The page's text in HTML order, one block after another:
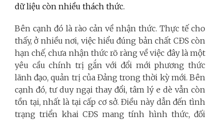
dữ liệu còn nhiều thách thức.
Bên cạnh đó là rào cản về nhận thức. Thực tế cho
thấy, ở nhiều nơi, việc hiểu đúng bản chất CĐS còn
hạn chế, chưa nhận thức rõ ràng về việc đây là một
yêu cầu chính trị gắn với đổi mới phương thức
lãnh đạo, quản trị của Đảng trong thời kỳ mới. Bên
cạnh đó, tư duy ngại thay đổi, tâm lý e dè vẫn còn
tồn tại, nhất là tại cấp cơ sở. Điều này dẫn đến tình
trạng triển khai CĐS mang tính hình thức, đối